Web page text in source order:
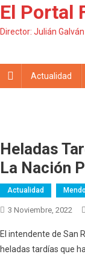
El Portal
Director: Julián Galván
Actualidad
Heladas
La Nación
Actualidad
3 Noviembre, 2022
El intendente de San
heladas tardías que